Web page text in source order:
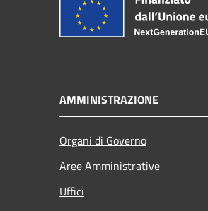
AMMINISTRAZIONE
Organi di Governo
Aree Amministrative
Uffici